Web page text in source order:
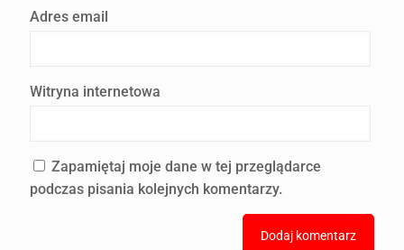
Adres email
Witryna internetowa
Zapamiętaj moje dane w tej przeglądarce
podczas pisania kolejnych komentarzy.